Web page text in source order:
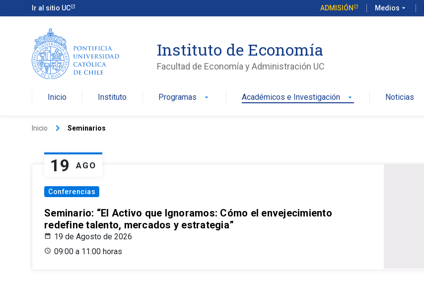
Ir al sitio UC ADMISIÓN Medios arrow_drop_down
Instituto de Economía
Facultad de Economía y Administración UC
Inicio Instituto Programas arrow_drop_down Académicos e Investigación arrow_drop_down Noticias
Inicio keyboard_arrow_right Seminarios
19 AGO
Conferencias
Seminario: “El Activo que Ignoramos: Cómo el envejecimiento
redefine talento, mercados y estrategia”
19 de Agosto de 2026
09:00 a 11:00 horas